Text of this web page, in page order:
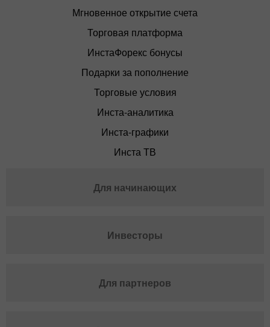
Мгновенное открытие счета
Торговая платформа
ИнстаФорекс бонусы
Подарки за пополнение
Торговые условия
Инста-аналитика
Инста-графики
Инста ТВ
Для начинающих
Инвесторы
Для партнеров